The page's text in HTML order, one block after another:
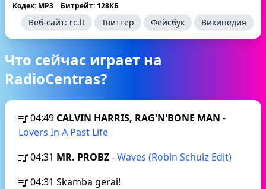
Кодек: MP3
Битрейт: 128КБ
Веб-сайт: rc.lt Твиттер Фейсбук Википедия
Что сейчас играет на
RadioCentras?
04:49 CALVIN HARRIS, RAG'N'BONE MAN -
Lovers In A Past Life
04:31 MR. PROBZ-Waves (Robin Schulz Edit)
04:31 Skamba gerai!